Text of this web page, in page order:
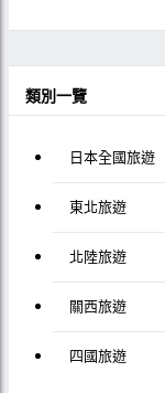
類別一覽
日本全國旅遊
東北旅遊
北陸旅遊
關西旅遊
四國旅遊